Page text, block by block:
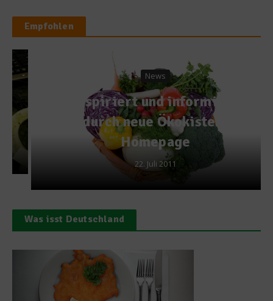
Empfohlen
News
Inspiriert und informiert
durch neue Ökokisten-
Homepage
22. Juli 2011
Was isst Deutschland